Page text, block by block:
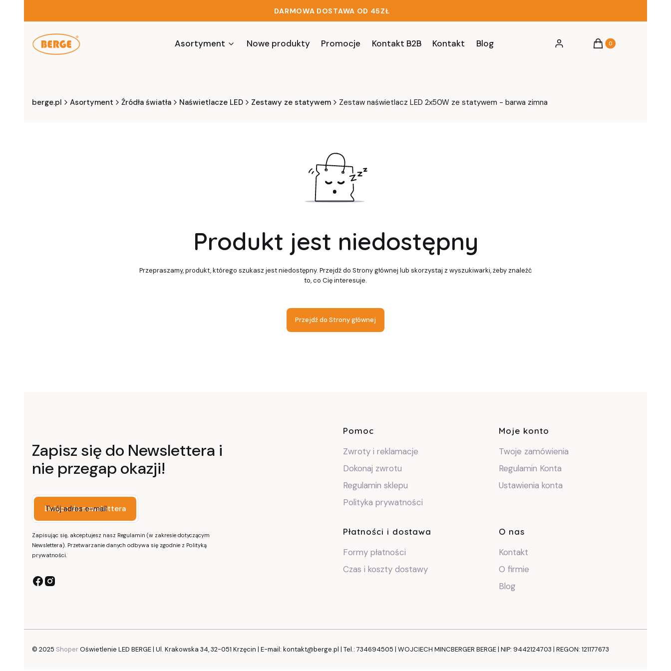
DARMOWA DOSTAWA OD 45ZŁ
Asortyment Nowe produkty Promocje Kontakt B2B Kontakt Blog Zaloguj się Produkty w koszyku:
Koszyk
berge.pl Asortyment Źródła światła Naświetlacze LED Zestawy ze statywem Zestaw naświetlacz LED 2x50W ze statywem - barwa zimna
Produkt jest niedostępny
Przepraszamy, produkt, którego szukasz jest niedostępny. Przejdź do Strony głównej lub skorzystaj z wyszukiwarki, żeby znaleźć
to, co Cię interesuje.
Przejdź do Strony głównej
Zapisz się do Newslettera i
nie przegap okazji!
Twój adres e-mail
Dołącz do newslettera
Zapisując się, akceptujesz nasz Regulamin (w zakresie dotyczącym
Newslettera). Przetwarzanie danych odbywa się zgodnie z Polityką
prywatności.
Linki w stopce
Pomoc
Zwroty i reklamacje
Dokonaj zwrotu
Regulamin sklepu
Polityka prywatności
Moje konto
Twoje zamówienia
Regulamin Konta
Ustawienia konta
Płatności i dostawa
Formy płatności
Czas i koszty dostawy
O nas
Kontakt
O firmie
Blog
© 2025 ShoperOświetlenie LED BERGE | Ul. Krakowska 34, 32-051 Krzęcin | E-mail: kontakt@berge.pl | Tel.: 734694505 | WOJCIECH MINCBERGER BERGE | NIP: 9442124703 | REGON: 121177673